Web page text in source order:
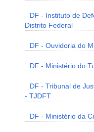
DF - Instituto de
Distrito Federal
DF - Ouvidoria do
DF - Ministério do
DF - Tribunal de
- TJDFT
DF - Ministério da